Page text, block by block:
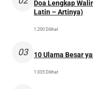
Doa Lengkap
Latin – Artinya)
1.200 Dilihat
03 10 Ulama Besar
1.035 Dilihat